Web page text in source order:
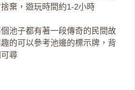
棄，遊玩時間約1-2小時
池子都有著一段傳奇的民間故
的可以參考池邊的標示牌，背
尋